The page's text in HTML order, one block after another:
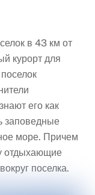
в 43 км от
курорт для
его как
заповедные
море. Причем
отдыхающие
поселка.